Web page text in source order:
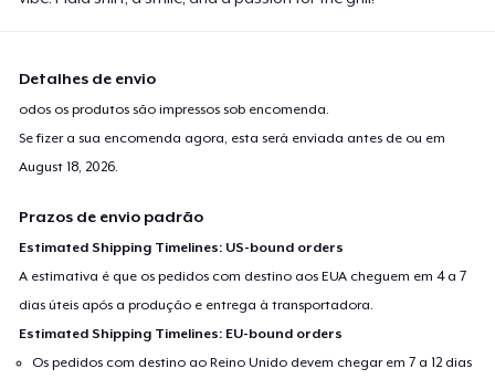
Detalhes de envio
odos os produtos são impressos sob encomenda.
Se fizer a sua encomenda agora, esta será enviada antes de ou em
August 18, 2026.
Prazos de envio padrão
Estimated Shipping Timelines: US-bound orders
A estimativa é que os pedidos com destino aos EUA cheguem em 4 a 7
dias úteis após a produção e entrega à transportadora.
Estimated Shipping Timelines: EU-bound orders
Os pedidos com destino ao Reino Unido devem chegar em 7 a 12 dias